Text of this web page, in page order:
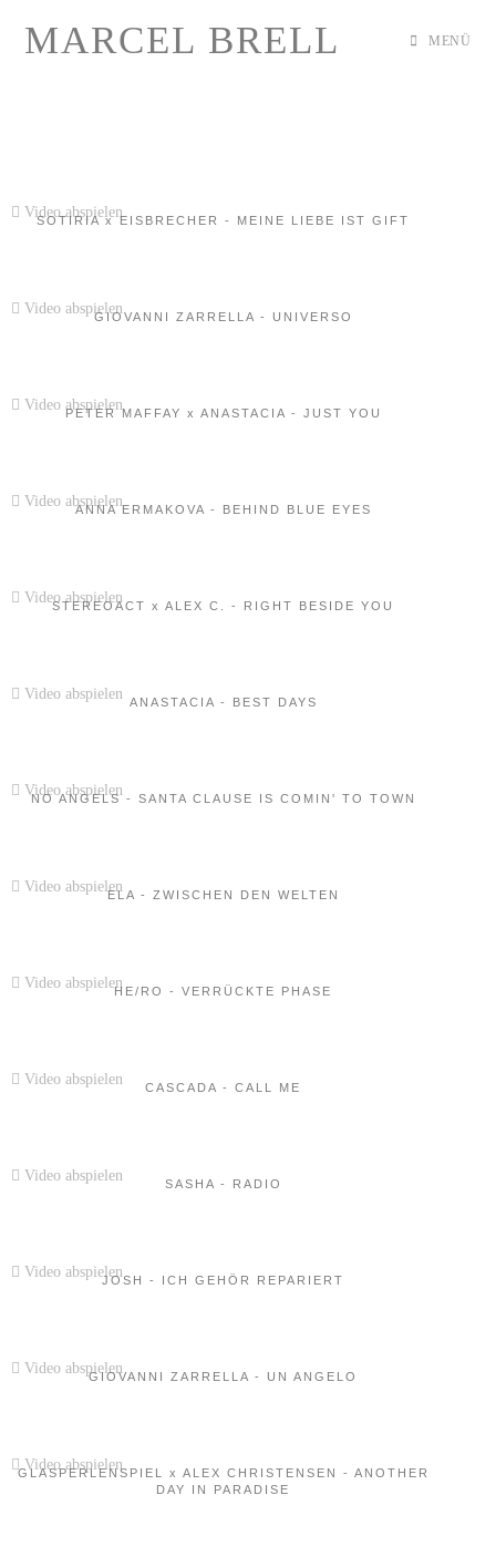
MARCEL BRELL MENÜ
Video abspielen
SOTIRIA x EISBRECHER - MEINE LIEBE IST GIFT
Video abspielenGIOVANNI ZARRELLA - UNIVERSO
Video abspielen
PETER MAFFAY x ANASTACIA - JUST YOU
Video abspielenANNA ERMAKOVA - BEHIND BLUE EYES
Video abspielen
STEREOACT x ALEX C. - RIGHT BESIDE YOU
Video abspielen ANASTACIA - BEST DAYS
Video abspielen
NO ANGELS - SANTA CLAUSE IS COMIN' TO TOWN
Video abspielenELA - ZWISCHEN DEN WELTEN
Video abspielenHE/RO - VERRÜCKTE PHASE
Video abspielen CASCADA - CALL ME
Video abspielen SASHA - RADIO
Video abspielenJOSH - ICH GEHÖR REPARIERT
Video abspielenGIOVANNI ZARRELLA - UN ANGELO
Video abspielen
GLASPERLENSPIEL x ALEX CHRISTENSEN - ANOTHER
DAY IN PARADISE